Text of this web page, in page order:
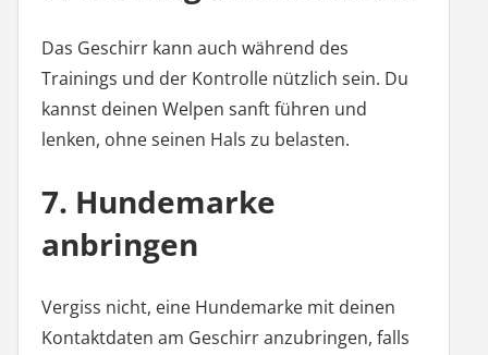
Das Geschirr kann auch während des
Trainings und der Kontrolle nützlich sein. Du
kannst deinen Welpen sanft führen und
lenken, ohne seinen Hals zu belasten.
7. Hundemarke
anbringen
Vergiss nicht, eine Hundemarke mit deinen
Kontaktdaten am Geschirr anzubringen, falls